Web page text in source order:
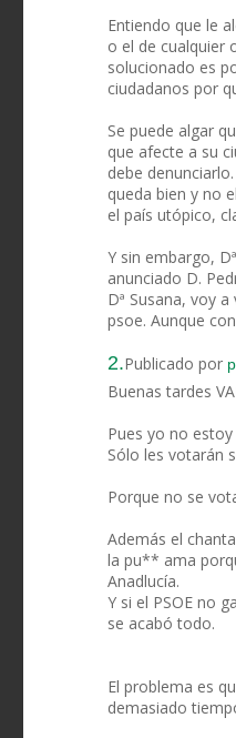
Entiendo que le
o el de cualquier
solucionado es
ciudadanos por
Se puede algar
que afecte a su
debe
queda bien y no
el país utópico,
Y sin embargo,
anunciado D.
Dª Susana, voy
psoe. Aunque
2.Publicado por
Buenas tardes
Pues yo no
Sólo les votarán
Porque no se
Además el
la pu** ama
Anadlucía.
Y si el PSOE no
se acabó todo.
El problema es
demasiado